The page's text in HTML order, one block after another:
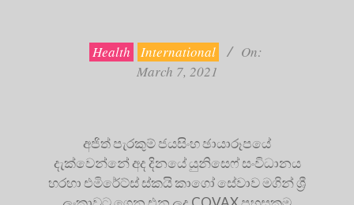
Health International
On:
March 7, 2021
අජිත් පැරකුම් ජයසිංහ ඡායාරූපයේ
දැක්වෙන්නේ අද දිනයේ යුනිසෙෆ් සංවිධානය
හරහා එමිරේට්ස් ස්කයි කාගෝ සේවාව මගින් ශ්‍රී